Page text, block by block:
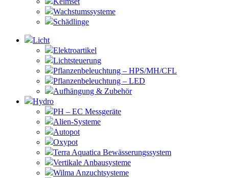
Wachstumssysteme
Schädlinge
Licht
Elektroartikel
Lichtsteuerung
Pflanzenbeleuchtung – HPS/MH/CFL
Pflanzenbeleuchtung – LED
Aufhängung & Zubehör
Hydro
PH – EC Messgeräte
Alien-Systeme
Autopot
Oxypot
Terra Aquatica Bewässerungssystem
Vertikale Anbausysteme
Wilma Anzuchtsysteme